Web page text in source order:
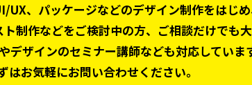
UX、パッケージなどのデザイン制作をはじめ
制作などをご検討中の方、 ご相談だけでも大
デザインのセミナー講師なども対応していま
はお気軽にお問い合わせください。